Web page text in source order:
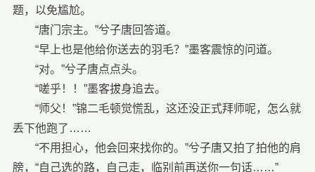
题，以免尴尬。
“唐门宗主。”兮子唐回答道。
“早上也是他给你送去的羽毛？”墨客震惊的问道。
“对。”兮子唐点点头。
“嗟乎！！”墨客拔身追去。
“师父！”锦二毛顿觉慌乱，这还没正式拜师呢，怎么就
丢下他跑了……
“不用担心，他会回来找你的。”兮子唐又拍了拍他的肩
膀，“自己选的路，自己走，临别前再送你一句话……”